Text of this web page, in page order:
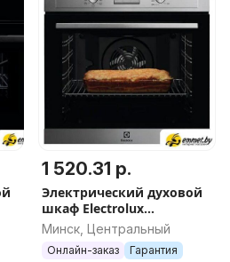
1 520.31 р.
Электрический духовой
шкаф Electrolux
SurroundCook 600
EOF3H70X
Минск, Центральный
Онлайн-заказ Гарантия